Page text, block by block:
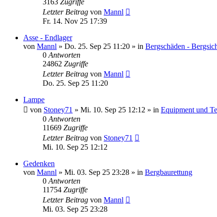
3163 Zugriffe
Letzter Beitrag von Mannl
Fr. 14. Nov 25 17:39
Asse - Endlager
von Mannl » Do. 25. Sep 25 11:20 » in Bergschäden -
0 Antworten
24862 Zugriffe
Letzter Beitrag von Mannl
Do. 25. Sep 25 11:20
Lampe
von Stoney71 » Mi. 10. Sep 25 12:12 » in Equipment und
0 Antworten
11669 Zugriffe
Letzter Beitrag von Stoney71
Mi. 10. Sep 25 12:12
Gedenken
von Mannl » Mi. 03. Sep 25 23:28 » in Bergbaurettung
0 Antworten
11754 Zugriffe
Letzter Beitrag von Mannl
Mi. 03. Sep 25 23:28